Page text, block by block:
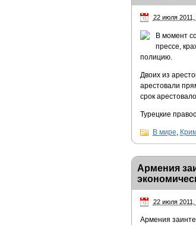
22 июля 2011,
В момент
прессе,
полицию.
Двоих из
арестовали
срок
Турецкие
В мире
Армения
22 июля 2011,
Армения